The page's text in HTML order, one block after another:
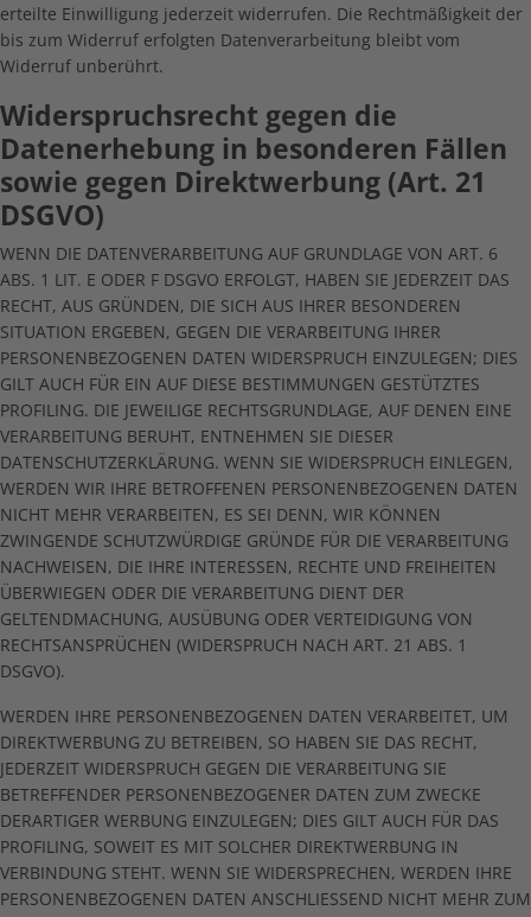
erteilte Einwilligung jederzeit widerrufen. Die Rechtmäßigkeit der
bis zum Widerruf erfolgten Datenverarbeitung bleibt vom
Widerruf unberührt.
Widerspruchsrecht gegen die
Datenerhebung in besonderen Fällen
sowie gegen Direktwerbung (Art. 21
DSGVO)
WENN DIE DATENVERARBEITUNG AUF GRUNDLAGE VON ART. 6
ABS. 1 LIT. E ODER F DSGVO ERFOLGT, HABEN SIE JEDERZEIT DAS
RECHT, AUS GRÜNDEN, DIE SICH AUS IHRER BESONDEREN
SITUATION ERGEBEN, GEGEN DIE VERARBEITUNG IHRER
PERSONENBEZOGENEN DATEN WIDERSPRUCH EINZULEGEN; DIES
GILT AUCH FÜR EIN AUF DIESE BESTIMMUNGEN GESTÜTZTES
PROFILING. DIE JEWEILIGE RECHTSGRUNDLAGE, AUF DENEN EINE
VERARBEITUNG BERUHT, ENTNEHMEN SIE DIESER
DATENSCHUTZERKLÄRUNG. WENN SIE WIDERSPRUCH EINLEGEN,
WERDEN WIR IHRE BETROFFENEN PERSONENBEZOGENEN DATEN
NICHT MEHR VERARBEITEN, ES SEI DENN, WIR KÖNNEN
ZWINGENDE SCHUTZWÜRDIGE GRÜNDE FÜR DIE VERARBEITUNG
NACHWEISEN, DIE IHRE INTERESSEN, RECHTE UND FREIHEITEN
ÜBERWIEGEN ODER DIE VERARBEITUNG DIENT DER
GELTENDMACHUNG, AUSÜBUNG ODER VERTEIDIGUNG VON
RECHTSANSPRÜCHEN (WIDERSPRUCH NACH ART. 21 ABS. 1
DSGVO).
WERDEN IHRE PERSONENBEZOGENEN DATEN VERARBEITET, UM
DIREKTWERBUNG ZU BETREIBEN, SO HABEN SIE DAS RECHT,
JEDERZEIT WIDERSPRUCH GEGEN DIE VERARBEITUNG SIE
BETREFFENDER PERSONENBEZOGENER DATEN ZUM ZWECKE
DERARTIGER WERBUNG EINZULEGEN; DIES GILT AUCH FÜR DAS
PROFILING, SOWEIT ES MIT SOLCHER DIREKTWERBUNG IN
VERBINDUNG STEHT. WENN SIE WIDERSPRECHEN, WERDEN IHRE
PERSONENBEZOGENEN DATEN ANSCHLIESSEND NICHT MEHR ZUM